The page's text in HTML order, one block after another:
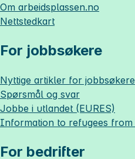
Om arbeidsplassen.no
Nettstedkart
For jobbsøkere
Nyttige artikler for jobbsøkere
Spørsmål og svar
Jobbe i utlandet (EURES)
Information to refugees from
For bedrifter